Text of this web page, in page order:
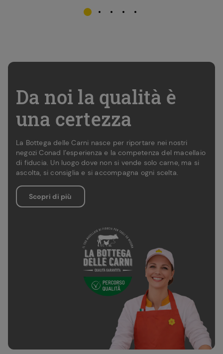
Da noi la qualità è
una certezza
La Bottega delle Carni nasce per riportare nei nostri
negozi Conad l’esperienza e la competenza del macellaio
di fiducia. Un luogo dove non si vende solo carne, ma si
ascolta, si consiglia e si accompagna ogni scelta.
Scopri di più